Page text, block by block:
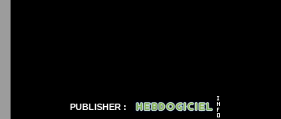
PUBLISHER :